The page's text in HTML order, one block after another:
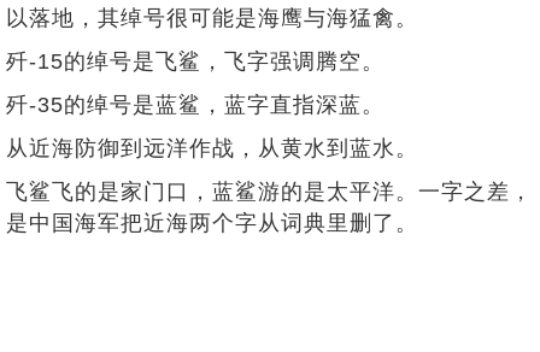
以落地，其绰号很可能是海鹰与海猛禽。
歼-15的绰号是飞鲨，飞字强调腾空。
歼-35的绰号是蓝鲨，蓝字直指深蓝。
从近海防御到远洋作战，从黄水到蓝水。
飞鲨飞的是家门口，蓝鲨游的是太平洋。一字之差，
是中国海军把近海两个字从词典里删了。